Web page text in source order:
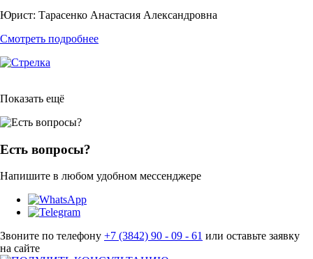
Юрист: Тарасенко Анастасия Александровна
Смотреть подробнее
Показать ещё
Есть вопросы?
Напишите в любом удобном мессенджере
Звоните по телефону +7 (3842) 90 - 09 - 61 или оставьте заявку
на сайте